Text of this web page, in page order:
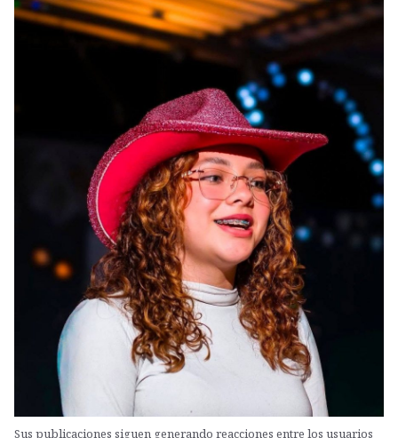
Sus publicaciones siguen generando reacciones entre los usuarios